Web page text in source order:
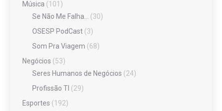
Música (101)
Se Não Me Falha… (30)
OSESP PodCast (3)
Som Pra Viagem (68)
Negócios (53)
Seres Humanos de Negócios (24)
Profissão TI (29)
Esportes (192)